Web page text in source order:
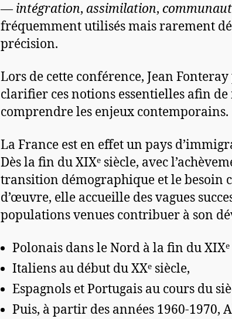
—intégration, assimilation,
fréquemment utilisés mais rarement
précision.
Lors de cette conférence, Jean
clarifier ces notions essentielles afin
comprendre les enjeux contemporains.
La France est en effet un pays
Dès la fin du XIXᵉ siècle, avec
transition démographique et le besoin
d’œuvre, elle accueille des vagues
populations venues contribuer à son
Polonais dans le Nord à la fin du XIXᵉ
Italiens au début du XXᵉ siècle,
Espagnols et Portugais au cours du
Puis, à partir des années 1960-1970,